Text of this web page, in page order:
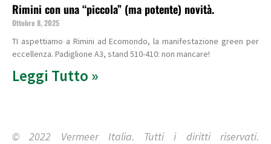
Rimini con una “piccola” (ma potente) novità.
Ottobre 8, 2025
TI aspettiamo a Rimini ad Ecomondo, la manifestazione green per
eccellenza. Padiglione A3, stand 510-410: non mancare!
Leggi Tutto »
© 2022 Vermeer Italia. Tutti i diritti riservati.